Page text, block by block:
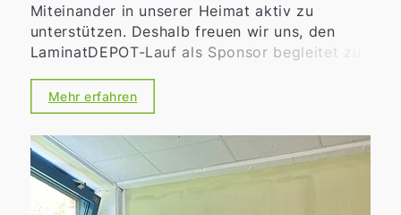
Miteinander in unserer Heimat aktiv zu
unterstützen. Deshalb freuen wir uns, den
LaminatDEPOT-Lauf als Sponsor begleitet zu
sportliche Herausforderung mit sozialem
Engagement. Ob beim 10-Kilometer-
Hauptlauf, dem Volkslauf, den Walking-
Strecken oder den Bambini- und
Schülerläufen – jeder gelaufene Kilometer
stand im Zeichen des guten Zwecks.
Mehr erfahren